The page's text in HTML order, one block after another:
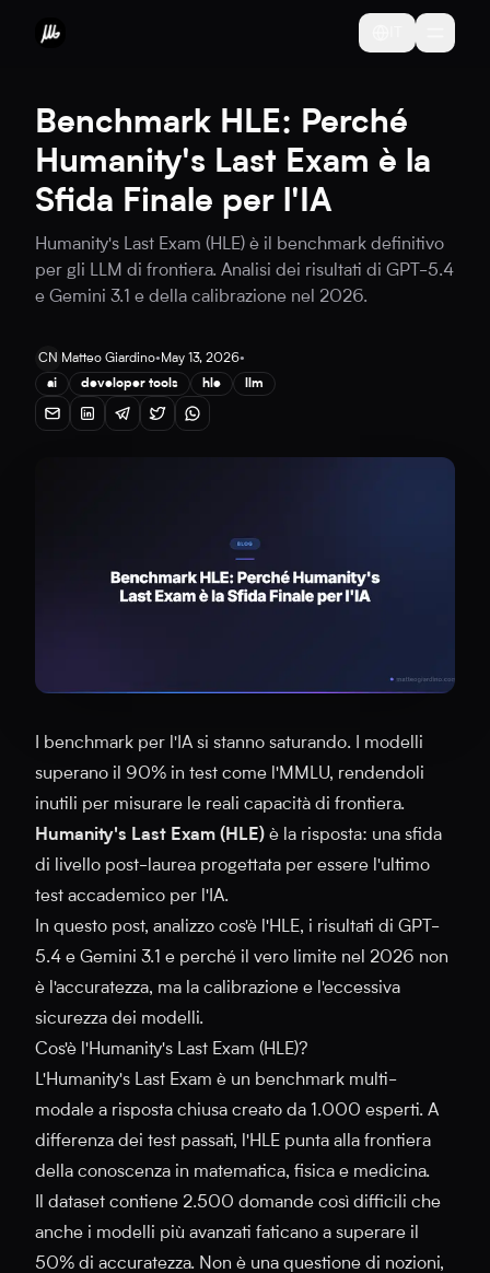
Benchmark HLE: Perché
Humanity's Last Exam è la
Sfida Finale per l'IA
Humanity's Last Exam (HLE) è il benchmark definitivo
per gli LLM di frontiera. Analisi dei risultati di GPT-5.4
e Gemini 3.1 e della calibrazione nel 2026.
CN Matteo Giardino• May 13, 2026•
ai
developer tools hle llm
I benchmark per l'IA si stanno saturando. I modelli
superano il 90% in test come l'MMLU, rendendoli
inutili per misurare le reali capacità di frontiera.
Humanity's Last Exam (HLE) è la risposta: una sfida
di livello post-laurea progettata per essere l'ultimo
test accademico per l'IA.
In questo post, analizzo cos'è l'HLE, i risultati di GPT-
5.4 e Gemini 3.1 e perché il vero limite nel 2026 non
è l'accuratezza, ma la calibrazione e l'eccessiva
sicurezza dei modelli.
Cos'è l'Humanity's Last Exam (HLE)?
L'Humanity's Last Exam è un benchmark multi-
modale a risposta chiusa creato da 1.000 esperti. A
differenza dei test passati, l'HLE punta alla frontiera
della conoscenza in matematica, fisica e medicina.
Il dataset contiene 2.500 domande così difficili che
anche i modelli più avanzati faticano a superare il
50% di accuratezza. Non è una questione di nozioni,